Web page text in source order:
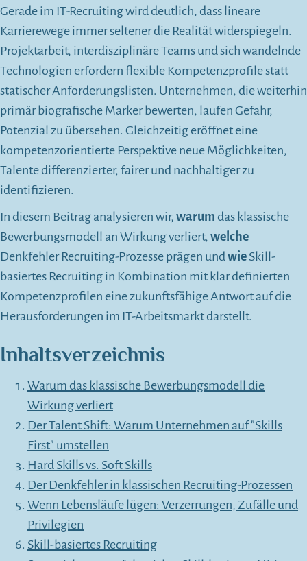
Gerade im IT-Recruiting wird deutlich, dass lineare
Karrierewege immer seltener die Realität widerspiegeln.
Projektarbeit, interdisziplinäre Teams und sich wandelnde
Technologien erfordern flexible Kompetenzprofile statt
statischer Anforderungslisten. Unternehmen, die weiterhin
primär biografische Marker bewerten, laufen Gefahr,
Potenzial zu übersehen. Gleichzeitig eröffnet eine
kompetenzorientierte Perspektive neue Möglichkeiten,
Talente differenzierter, fairer und nachhaltiger zu
identifizieren.
In diesem Beitrag analysieren wir, warum das klassische
Bewerbungsmodell an Wirkung verliert, welche
Denkfehler Recruiting-Prozesse prägen undwie Skill-
basiertes Recruiting in Kombination mit klar definierten
Kompetenzprofilen eine zukunftsfähige Antwort auf die
Herausforderungen im IT-Arbeitsmarkt darstellt.
Inhaltsverzeichnis
Warum das klassische Bewerbungsmodell die
Wirkung verliert
Der Talent Shift: Warum Unternehmen auf "Skills
First" umstellen
Hard Skills vs. Soft Skills
Der Denkfehler in klassischen Recruiting-Prozessen
Wenn Lebensläufe lügen: Verzerrungen, Zufälle und
Privilegien
Skill-basiertes Recruiting